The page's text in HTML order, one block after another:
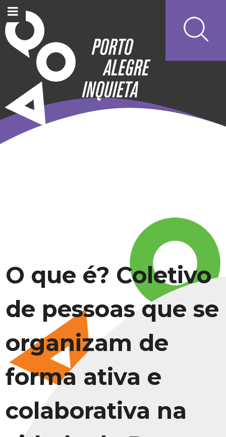
O que é? Coletivo
de pessoas que se
organizam de
forma ativa e
colaborativa na